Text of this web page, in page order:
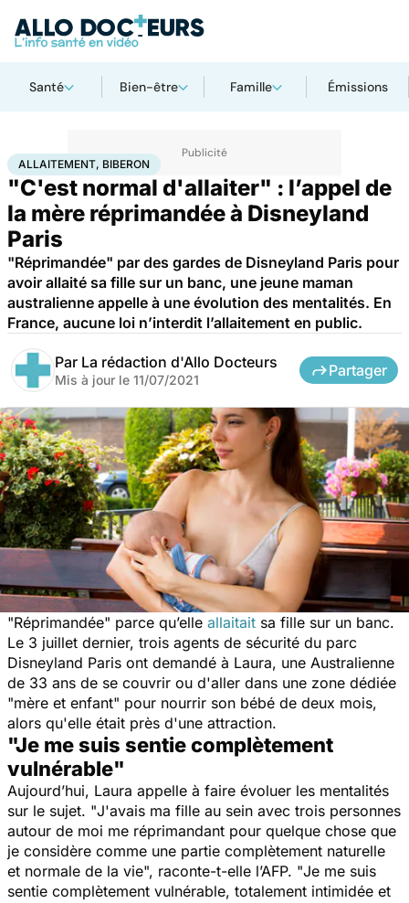
Santé Bien-être Famille Émissions
AccueilSantéAllaitement, biberon
ALLAITEMENT, BIBERON
"C'est normal d'allaiter" : l’appel de
la mère réprimandée à Disneyland
Paris
"Réprimandée" par des gardes de Disneyland Paris pour
avoir allaité sa fille sur un banc, une jeune maman
australienne appelle à une évolution des mentalités. En
France, aucune loi n’interdit l’allaitement en public.
Par La rédaction d'Allo Docteurs
Mis à jour le 11/07/2021
Partager
"Réprimandée" parce qu’elle allaitait sa fille sur un banc.
Le 3 juillet dernier, trois agents de sécurité du parc
Disneyland Paris ont demandé à Laura, une Australienne
de 33 ans de se couvrir ou d'aller dans une zone dédiée
"mère et enfant" pour nourrir son bébé de deux mois,
alors qu'elle était près d'une attraction.
"Je me suis sentie complètement
vulnérable"
Aujourd’hui, Laura appelle à faire évoluer les mentalités
sur le sujet. "J'avais ma fille au sein avec trois personnes
autour de moi me réprimandant pour quelque chose que
je considère comme une partie complètement naturelle
et normale de la vie", raconte-t-elle l’AFP. "Je me suis
sentie complètement vulnérable, totalement intimidée et